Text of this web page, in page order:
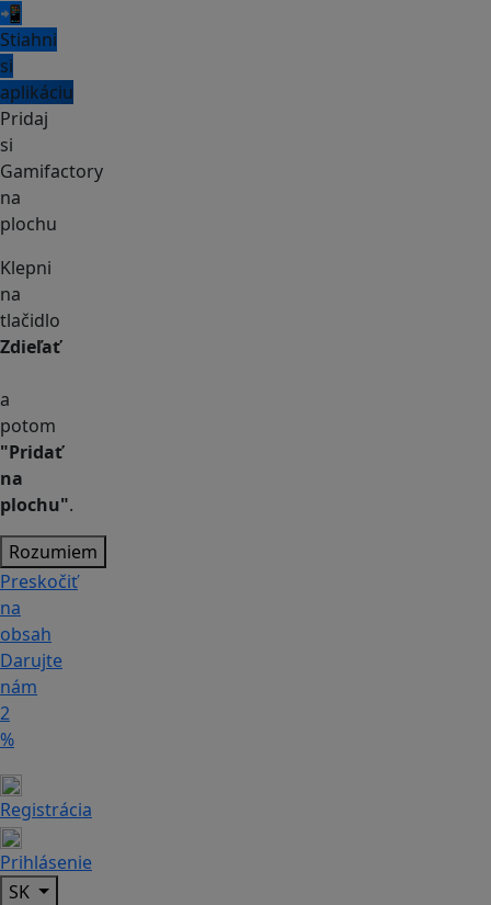
📲
Stiahni
si
aplikáciu
Pridaj
si
Gamifactory
na
plochu
Klepni
na
tlačidlo
Zdieľať
a
potom
"Pridať
na
plochu".
Rozumiem
Preskočiť
na
obsah
Darujte
nám
2
%
Registrácia
Prihlásenie
SK